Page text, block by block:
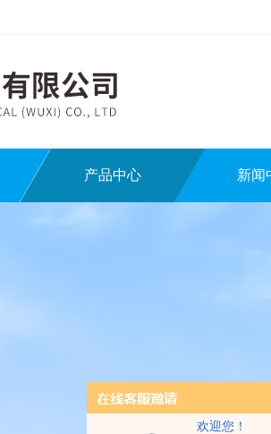
欢迎您！
产品中心 新闻